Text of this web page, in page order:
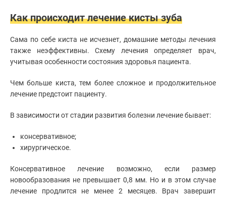
Как происходит лечение кисты зуба
Сама по себе киста не исчезнет, домашние методы лечения
также неэффективны. Схему лечения определяет врач,
учитывая особенности состояния здоровья пациента.
Чем больше киста, тем более сложное и продолжительное
лечение предстоит пациенту.
В зависимости от стадии развития болезни лечение бывает:
консервативное;
хирургическое.
Консервативное лечение возможно, если размер
новообразования не превышает 0,8 мм. Но и в этом случае
лечение продлится не менее 2 месяцев. Врач завершит